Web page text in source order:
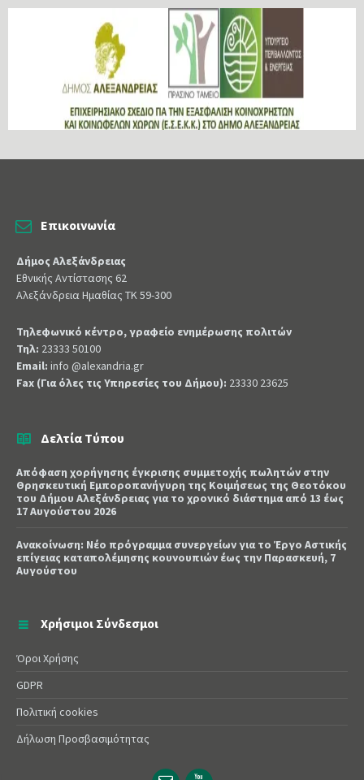
Επικοινωνία
Δήμος Αλεξάνδρειας
Εθνικής Αντίστασης 62
Αλεξάνδρεια Ημαθίας ΤΚ 59-300
Τηλεφωνικό κέντρο, γραφείο ενημέρωσης πολιτών
Τηλ: 23333 50100
Email: info @alexandria.gr
Fax (Για όλες τις Υπηρεσίες του Δήμου): 23330 23625
Δελτία Τύπου
Απόφαση χορήγησης έγκρισης συμμετοχής πωλητών στην
Θρησκευτική Εμποροπανήγυρη της Κοιμήσεως της Θεοτόκου
του Δήμου Αλεξάνδρειας για το χρονικό διάστημα από 13 έως
17 Αυγούστου 2026
Ανακοίνωση: Νέο πρόγραμμα συνεργείων για το Έργο Αστικής
επίγειας καταπολέμησης κουνουπιών έως την Παρασκευή, 7
Αυγούστου
Χρήσιμοι Σύνδεσμοι
Όροι Χρήσης
GDPR
Πολιτική cookies
Δήλωση Προσβασιμότητας
EmailYouTube